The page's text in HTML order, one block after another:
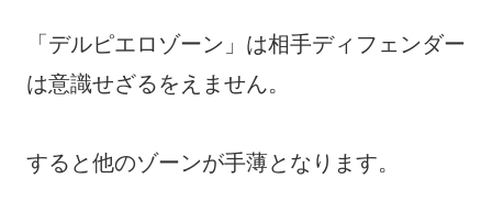
「デルピエロゾーン」は相手ディフェンダー
は意識せざるをえません。
すると他のゾーンが手薄となります。